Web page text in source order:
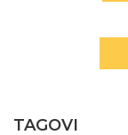
TAGOVI